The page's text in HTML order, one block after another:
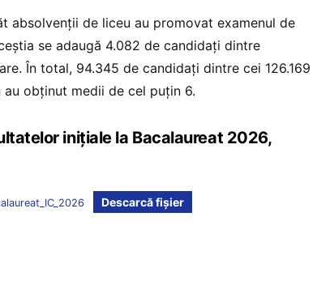
absolvenții de liceu au promovat examenul de
se adaugă 4.082 de candidați dintre
În total, 94.345 de candidați dintre cei 126.169
obținut medii de cel puțin 6.
inițiale la Bacalaureat 2026,
Descarcă fișier